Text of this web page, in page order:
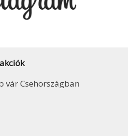
vár Csehországban